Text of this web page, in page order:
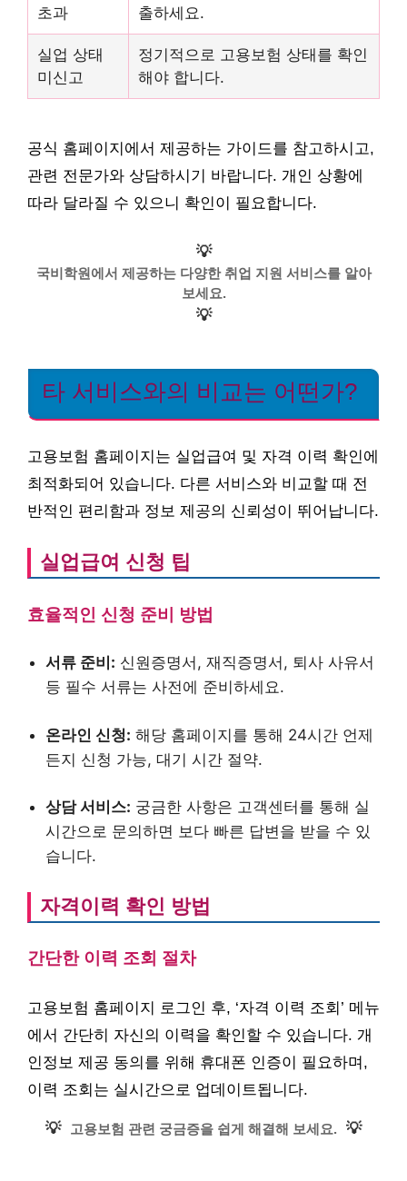
초과 출하세요.
실업 상태
미신고
정기적으로 고용보험 상태를 확인
해야 합니다.
공식 홈페이지에서 제공하는 가이드를 참고하시고,
관련 전문가와 상담하시기 바랍니다. 개인 상황에
따라 달라질 수 있으니 확인이 필요합니다.
💡
국비학원에서 제공하는 다양한 취업 지원 서비스를 알아
보세요.
💡
타 서비스와의 비교는 어떤가?
고용보험 홈페이지는 실업급여 및 자격 이력 확인에
최적화되어 있습니다. 다른 서비스와 비교할 때 전
반적인 편리함과 정보 제공의 신뢰성이 뛰어납니다.
실업급여 신청 팁
효율적인 신청 준비 방법
서류 준비: 신원증명서, 재직증명서, 퇴사 사유서
등 필수 서류는 사전에 준비하세요.
온라인 신청: 해당 홈페이지를 통해 24시간 언제
든지 신청 가능, 대기 시간 절약.
상담 서비스: 궁금한 사항은 고객센터를 통해 실
시간으로 문의하면 보다 빠른 답변을 받을 수 있
습니다.
자격이력 확인 방법
간단한 이력 조회 절차
고용보험 홈페이지 로그인 후, ‘자격 이력 조회’ 메뉴
에서 간단히 자신의 이력을 확인할 수 있습니다. 개
인정보 제공 동의를 위해 휴대폰 인증이 필요하며,
이력 조회는 실시간으로 업데이트됩니다.
💡 고용보험 관련 궁금증을 쉽게 해결해 보세요. 💡